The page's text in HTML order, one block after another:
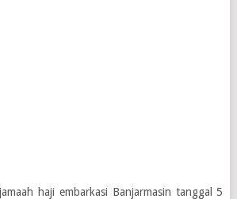
haji embarkasi Banjarmasin tanggal 5